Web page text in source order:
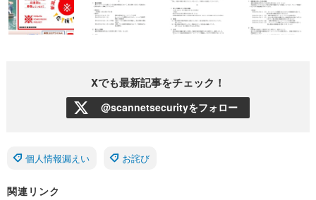
Xでも最新記事をチェック！
@scannetsecurityをフォロー
個人情報漏えい お詫び
関連リンク